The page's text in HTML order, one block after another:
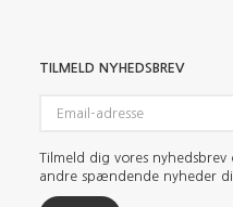
TILMELD NYHEDSBREV
adresse
Tilmeld dig vores
andre spændende nyheder